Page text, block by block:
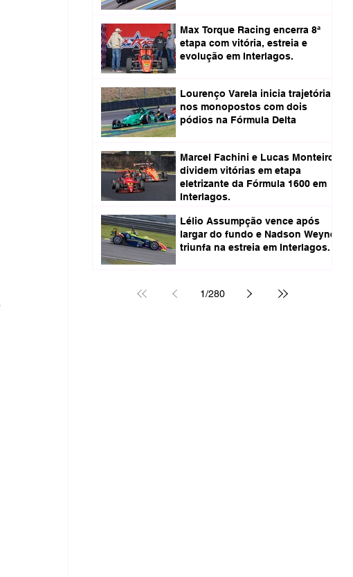
Max Torque Racing encerra 8ª
etapa com vitória, estreia e
evolução em Interlagos.
Lourenço Varela inicia trajetória
nos monopostos com dois
pódios na Fórmula Delta
Marcel Fachini e Lucas Monteiro
dividem vitórias em etapa
eletrizante da Fórmula 1600 em
Interlagos.
Lélio Assumpção vence após
largar do fundo e Nadson Weyne
triunfa na estreia em Interlagos.
1/280